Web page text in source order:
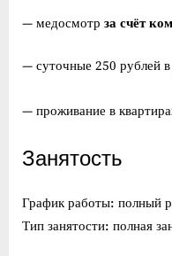
— медосмотр за счёт
— суточные 250 рублей
— проживание в
Занятость
График работы: полный
Тип занятости: полная